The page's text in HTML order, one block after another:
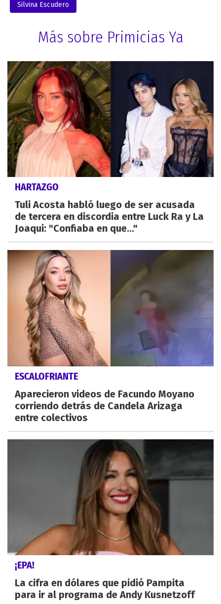
Silvina Escudero
Más sobre Primicias Ya
HARTAZGO
Tuli Acosta habló luego de ser acusada
de tercera en discordia entre Luck Ra y La
Joaqui: "Confiaba en que..."
ESCALOFRIANTE
Aparecieron videos de Facundo Moyano
corriendo detrás de Candela Arizaga
entre colectivos
¡EPA!
La cifra en dólares que pidió Pampita
para ir al programa de Andy Kusnetzoff